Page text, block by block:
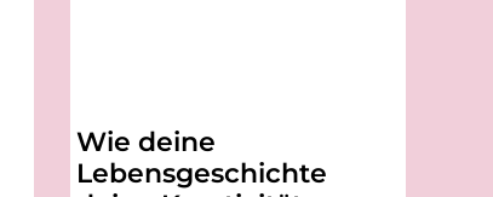
Wie deine
Lebensgeschichte